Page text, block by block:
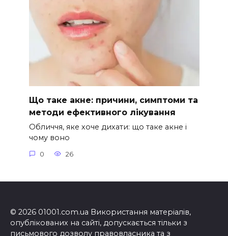
Що таке акне: причини, симптоми та
методи ефективного лікування
Обличчя, яке хоче дихати: що таке акне і
чому воно
0 26
© 2026 01001.com.ua Використання матеріалів,
опублікованих на сайті, допускається тільки з
письмового дозволу правовласника та з